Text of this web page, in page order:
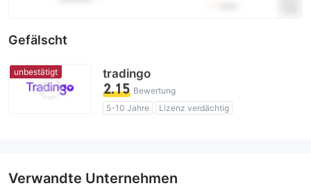
Gefälscht
unbestätigt tradingo
2.15 Bewertung
5-10 Jahre
Lizenz verdächtig
Verwandte Unternehmen